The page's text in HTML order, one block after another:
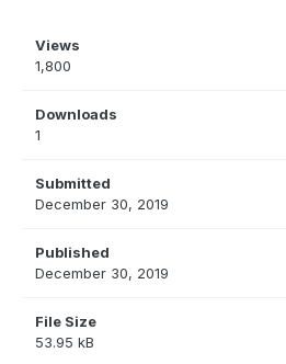
Views
1,800
Downloads
1
Submitted
December 30, 2019
Published
December 30, 2019
File Size
53.95 kB